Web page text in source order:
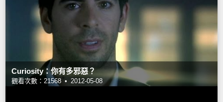
Curiosity：你有多邪惡？
觀看次數：21568 • 2012-05-08